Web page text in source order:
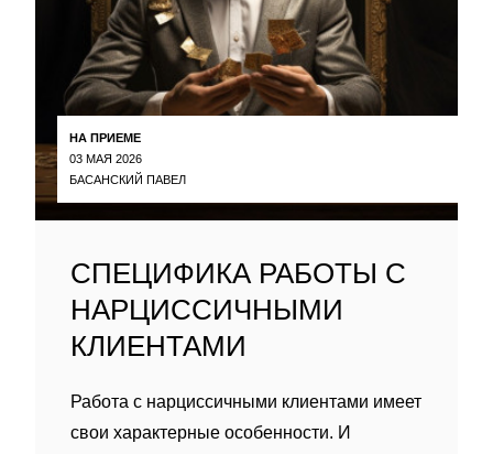
НА ПРИЕМЕ
03 МАЯ 2026
БАСАНСКИЙ ПАВЕЛ
СПЕЦИФИКА РАБОТЫ С
НАРЦИССИЧНЫМИ
КЛИЕНТАМИ
Работа с нарциссичными клиентами имеет
свои характерные особенности. И